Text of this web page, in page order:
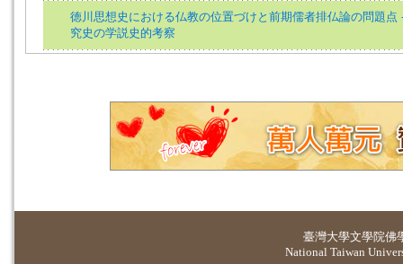
徳川思想史における仏教の位置づけと前期儒者排仏論の問題点
究史の学説史的考察
臺灣大學文學院佛
National Taiwan